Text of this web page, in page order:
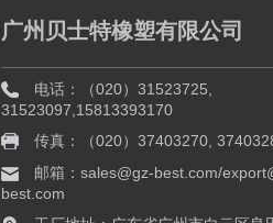
广州贝士特橡塑有限公司
电话：（020）31523725,
31523097,15813393170
传真：（020）37403270,
邮箱：sales@gz-best.com/
best.com